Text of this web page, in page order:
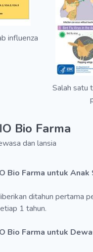
influenza
Salah satu
Bio Farma
dan lansia
Bio Farma untuk
ditahun pertama
1 tahun.
Bio Farma untuk